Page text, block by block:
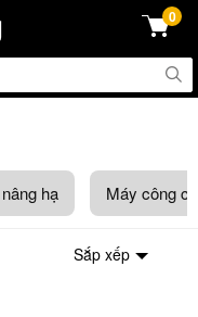
0
hạ Máy công cụ
Sắp xếp